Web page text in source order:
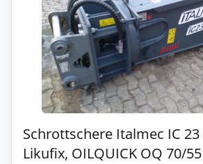
Schrottschere Italmec IC 23
Likufix, OILQUICK OQ 70/55